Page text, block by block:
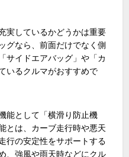
実しているかどうかは重要
グなら、前面だけでなく側
サイドエアバッグ」や「カ
いるクルマがおすすめで
能として「横滑り防止機
とは、カーブ走行時や悪天
行の安定性をサポートする
、強風や雨天時などにクル